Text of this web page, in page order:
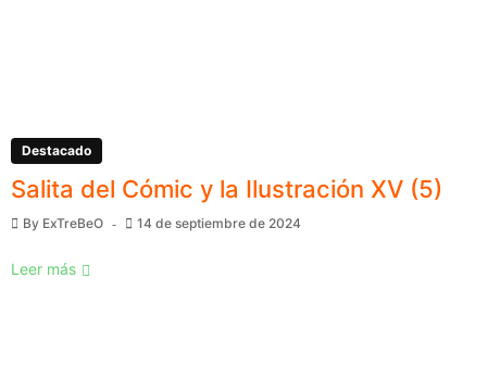
Destacado
Salita del Cómic y la Ilustración XV (5)
By ExTreBeO 14 de septiembre de 2024
Leer más